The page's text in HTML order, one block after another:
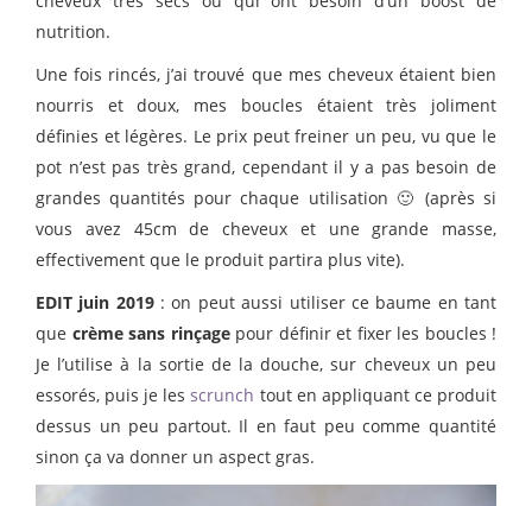
nutrition.
Une fois rincés, j’ai trouvé que mes cheveux étaient bien
nourris et doux, mes boucles étaient très joliment
définies et légères. Le prix peut freiner un peu, vu que le
pot n’est pas très grand, cependant il y a pas besoin de
grandes quantités pour chaque utilisation 🙂 (après si
vous avez 45cm de cheveux et une grande masse,
effectivement que le produit partira plus vite).
EDIT juin 2019: on peut aussi utiliser ce baume en tant
que crème sans rinçagepour définir et fixer les boucles !
Je l’utilise à la sortie de la douche, sur cheveux un peu
essorés, puis je lesscrunch tout en appliquant ce produit
dessus un peu partout. Il en faut peu comme quantité
sinon ça va donner un aspect gras.